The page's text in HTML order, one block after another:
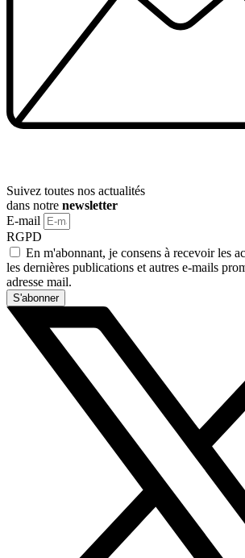
Suivez toutes nos actualités
dans notre newsletter
E-mail
RGPD
En m'abonnant, je consens à recevoir les
les dernières publications et autres e-mails
adresse mail.
S'abonner